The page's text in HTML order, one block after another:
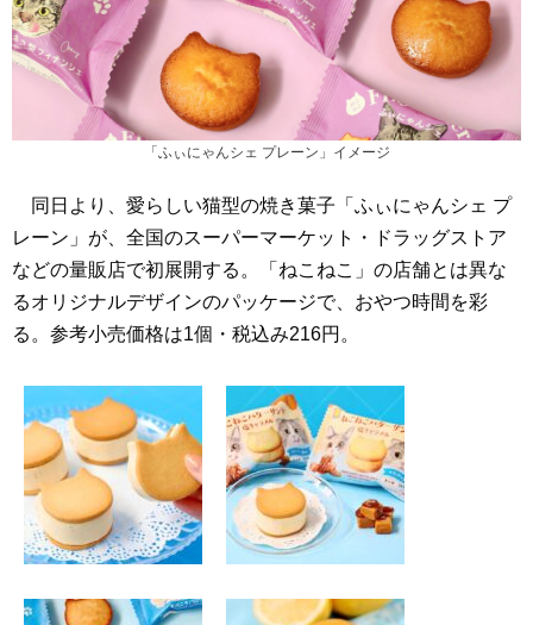
「ふぃにゃんシェ プレーン」イメージ
同日より、愛らしい猫型の焼き菓子「ふぃにゃんシェ プ
レーン」が、全国のスーパーマーケット・ドラッグストア
などの量販店で初展開する。「ねこねこ」の店舗とは異な
るオリジナルデザインのパッケージで、おやつ時間を彩
る。参考小売価格は1個・税込み216円。